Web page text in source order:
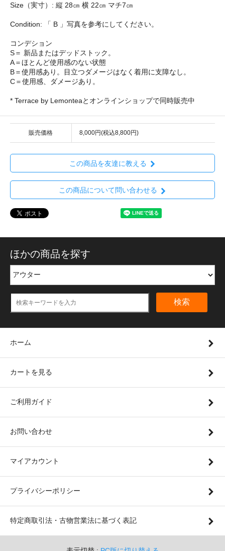
Size（実寸）: 縦 28㎝ 横 22㎝ マチ7㎝
Condition: 「 B 」写真を参考にしてください。
コンデション
S＝ 新品またはデッドストック。
A＝ほとんど使用感のない状態
B＝使用感あり。目立つダメージはなく着用に支障なし。
C＝使用感、ダメージあり。
* Terrace by Lemonteaとオンラインショップで同時販売中
販売価格 8,000円(税込8,800円)
この商品を友達に教える
この商品について問い合わせる
ほかの商品を探す
検索
ホーム
カートを見る
ご利用ガイド
お問い合わせ
マイアカウント
プライバシーポリシー
特定商取引法・古物営業法に基づく表記